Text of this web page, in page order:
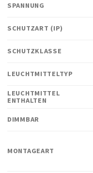
SPANNUNG
SCHUTZART (IP)
SCHUTZKLASSE
LEUCHTMITTELTYP
LEUCHTMITTEL
ENTHALTEN
DIMMBAR
MONTAGEART